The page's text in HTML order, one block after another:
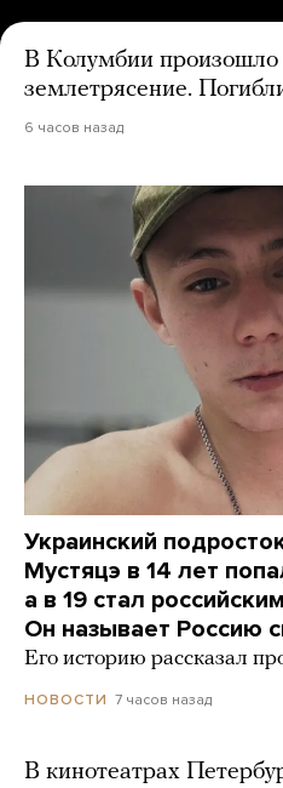
В Колумбии произошло
землетрясение.
6 часов назад
Украинский
Мустяцэ в 14 лет
а в 19 стал
Он называет Россию
Его историю рассказал
НОВОСТИ 7 часов назад
В кинотеатрах